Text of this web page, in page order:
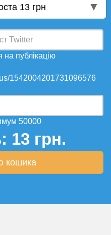
13 грн ▼
публікацію
1542004201731096576
50000
13грн.
кошика